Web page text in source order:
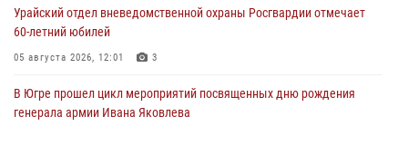
Урайский отдел вневедомственной охраны Росгвардии отмечает
60-летний юбилей
05 августа 2026, 12:01 3
В Югре прошел цикл мероприятий посвященных дню рождения
генерала армии Ивана Яковлева